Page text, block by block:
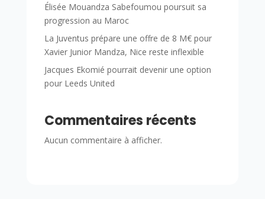
Élisée Mouandza Sabefoumou poursuit sa
progression au Maroc
La Juventus prépare une offre de 8 M€ pour
Xavier Junior Mandza, Nice reste inflexible
Jacques Ekomié pourrait devenir une option
pour Leeds United
Commentaires récents
Aucun commentaire à afficher.